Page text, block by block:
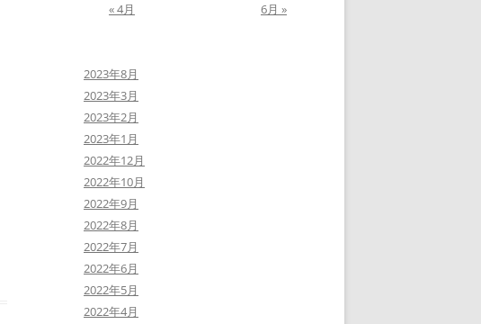
« 4月
6月 »
2023年8月
2023年3月
2023年2月
2023年1月
2022年12月
2022年10月
2022年9月
2022年8月
2022年7月
2022年6月
2022年5月
2022年4月